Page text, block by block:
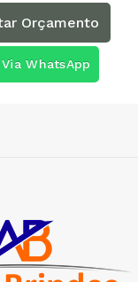
Orçamento
WhatsApp